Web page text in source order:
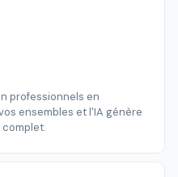
professionnels en
ensembles et l'IA génère